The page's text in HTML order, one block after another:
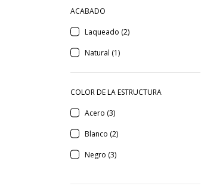
ACABADO
Laqueado (2)
Natural (1)
COLOR DE LA ESTRUCTURA
Acero (3)
Blanco (2)
Negro (3)